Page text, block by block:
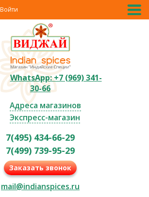
Войти
WhatsApp: +7 (969) 341-
30-66
Адреса магазинов
Экспресс-магазин
7(495) 434-66-29
7(499) 739-95-29
Заказать звонок
mail@indianspices.ru